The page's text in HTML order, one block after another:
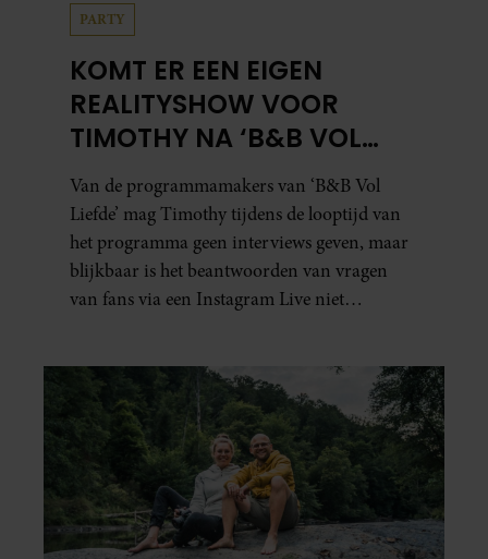
PARTY
KOMT ER EEN EIGEN
REALITYSHOW VOOR
TIMOTHY NA ‘B&B VOL
LIEFDE?’
Van de programmamakers van ‘B&B Vol
Liefde’ mag Timothy tijdens de looptijd van
het programma geen interviews geven, maar
blijkbaar is het beantwoorden van vragen
van fans via een Instagram Live niet